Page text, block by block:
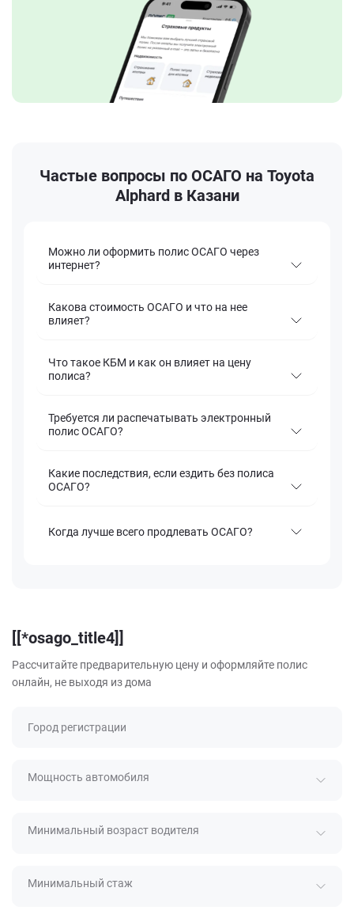
Частые вопросы по ОСАГО на Toyota
Alphard в Казани
Можно ли оформить полис ОСАГО через
интернет?
Какова стоимость ОСАГО и что на нее
влияет?
Что такое КБМ и как он влияет на цену
полиса?
Требуется ли распечатывать электронный
полис ОСАГО?
Какие последствия, если ездить без полиса
ОСАГО?
Когда лучше всего продлевать ОСАГО?
[[*osago_title4]]
Рассчитайте предварительную цену и оформляйте полис
онлайн, не выходя из дома
Город регистрации
Мощность автомобиля
Минимальный возраст водителя
Минимальный стаж